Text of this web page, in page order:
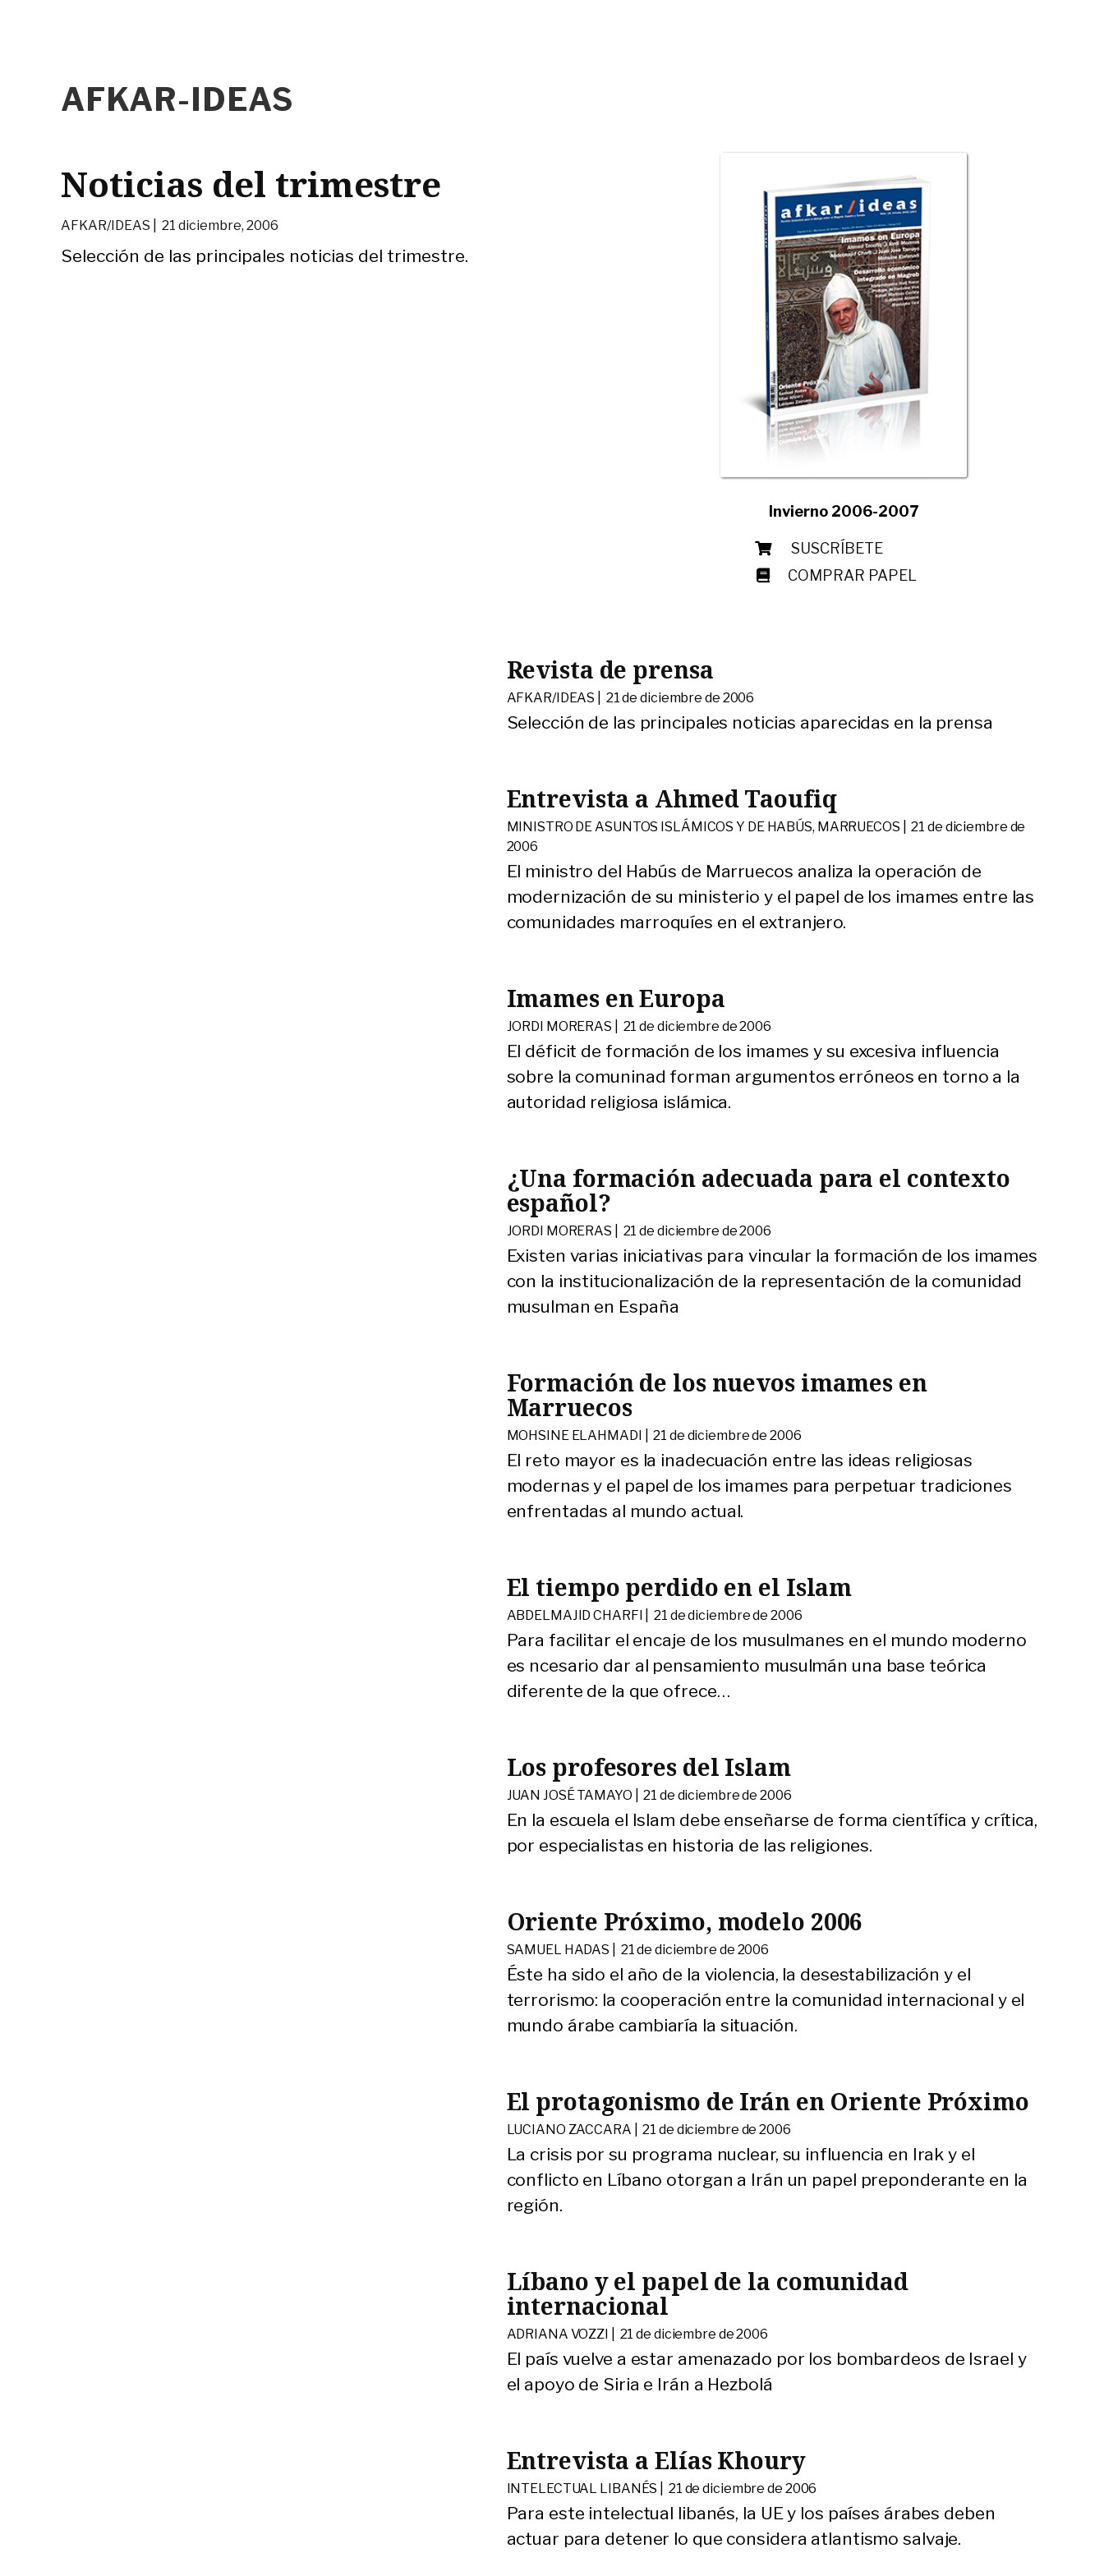
AFKAR-IDEAS
Noticias del trimestre
AFKAR/IDEAS | 21 diciembre, 2006
Selección de las principales noticias del trimestre.
Invierno 2006-2007
SUSCRÍBETE
COMPRAR PAPEL
Revista de prensa
AFKAR/IDEAS | 21 de diciembre de 2006
Selección de las principales noticias aparecidas en la prensa
Entrevista a Ahmed Taoufiq
MINISTRO DE ASUNTOS ISLÁMICOS Y DE HABÚS, MARRUECOS |21 de diciembre de
2006
El ministro del Habús de Marruecos analiza la operación de
modernización de su ministerio y el papel de los imames entre las
comunidades marroquíes en el extranjero.
Imames en Europa
JORDI MORERAS | 21 de diciembre de 2006
El déficit de formación de los imames y su excesiva influencia
sobre la comuninad forman argumentos erróneos en torno a la
autoridad religiosa islámica.
¿Una formación adecuada para el contexto
español?
JORDI MORERAS | 21 de diciembre de 2006
Existen varias iniciativas para vincular la formación de los imames
con la institucionalización de la representación de la comunidad
musulman en España
Formación de los nuevos imames en
Marruecos
MOHSINE ELAHMADI |21 de diciembre de 2006
El reto mayor es la inadecuación entre las ideas religiosas
modernas y el papel de los imames para perpetuar tradiciones
enfrentadas al mundo actual.
El tiempo perdido en el Islam
ABDELMAJID CHARFI |21 de diciembre de 2006
Para facilitar el encaje de los musulmanes en el mundo moderno
es ncesario dar al pensamiento musulmán una base teórica
diferente de la que ofrece…
Los profesores del Islam
JUAN JOSÉ TAMAYO |21 de diciembre de 2006
En la escuela el Islam debe enseñarse de forma científica y crítica,
por especialistas en historia de las religiones.
Oriente Próximo, modelo 2006
SAMUEL HADAS | 21 de diciembre de 2006
Éste ha sido el año de la violencia, la desestabilización y el
terrorismo: la cooperación entre la comunidad internacional y el
mundo árabe cambiaría la situación.
El protagonismo de Irán en Oriente Próximo
LUCIANO ZACCARA |21 de diciembre de 2006
La crisis por su programa nuclear, su influencia en Irak y el
conflicto en Líbano otorgan a Irán un papel preponderante en la
región.
Líbano y el papel de la comunidad
internacional
ADRIANA VOZZI | 21 de diciembre de 2006
El país vuelve a estar amenazado por los bombardeos de Israel y
el apoyo de Siria e Irán a Hezbolá
Entrevista a Elías Khoury
INTELECTUAL LIBANÉS | 21 de diciembre de 2006
Para este intelectual libanés, la UE y los países árabes deben
actuar para detener lo que considera atlantismo salvaje.